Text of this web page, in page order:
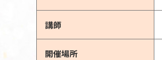
講師
開催場所